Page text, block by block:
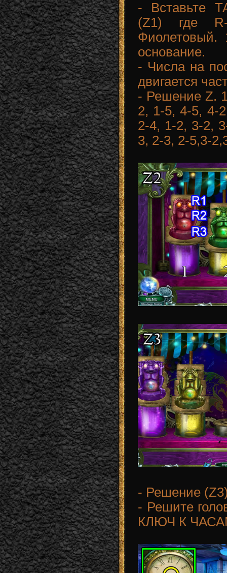
- Вставьте
(Z1) где R-
Фиолетовый.
основание.
- Числа на
двигается
- Решение Z.
2, 1-5, 4-5, 4-
2-4, 1-2, 3-2,
3, 2-3, 2-5,3-
- Решение
- Решите
КЛЮЧ К